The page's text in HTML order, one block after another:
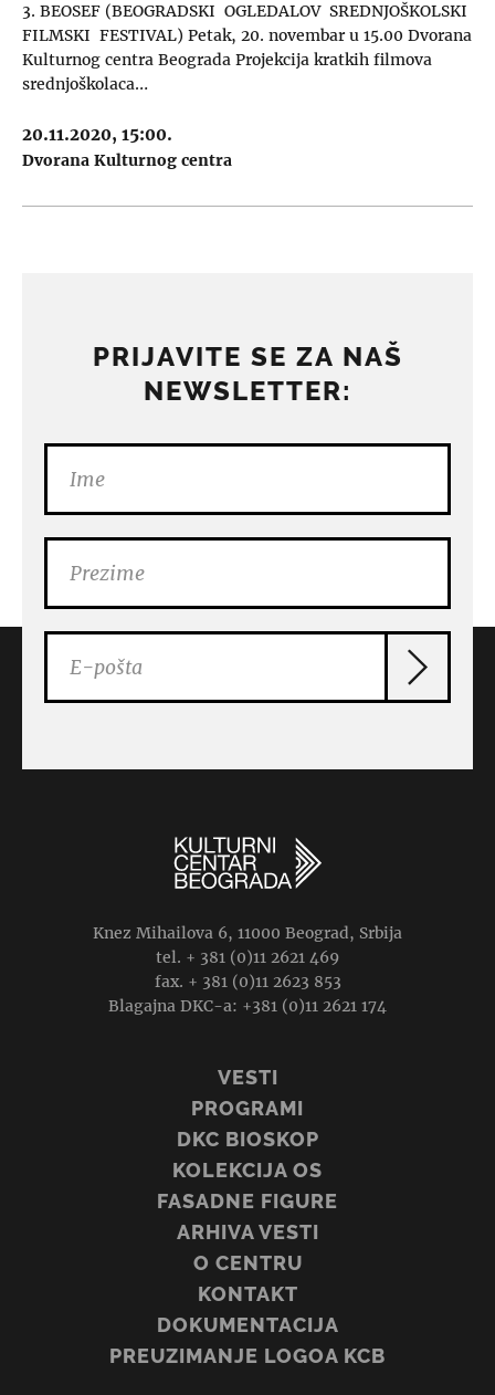
3. BEOSEF (BEOGRADSKI OGLEDALOV SREDNJOŠKOLSKI
FILMSKI FESTIVAL) Petak, 20. novembar u 15.00 Dvorana
Kulturnog centra Beograda Projekcija kratkih filmova
srednjoškolaca…
20.11.2020, 15:00.
Dvorana Kulturnog centra
PRIJAVITE SE ZA NAŠ
NEWSLETTER:
Knez Mihailova 6, 11000 Beograd, Srbija
tel. + 381 (0)11 2621 469
fax. + 381 (0)11 2623 853
Blagajna DKC-a: +381 (0)11 2621 174
VESTI
PROGRAMI
DKC BIOSKOP
KOLEKCIJA OS
FASADNE FIGURE
ARHIVA VESTI
O CENTRU
KONTAKT
DOKUMENTACIJA
PREUZIMANJE LOGOA KCB